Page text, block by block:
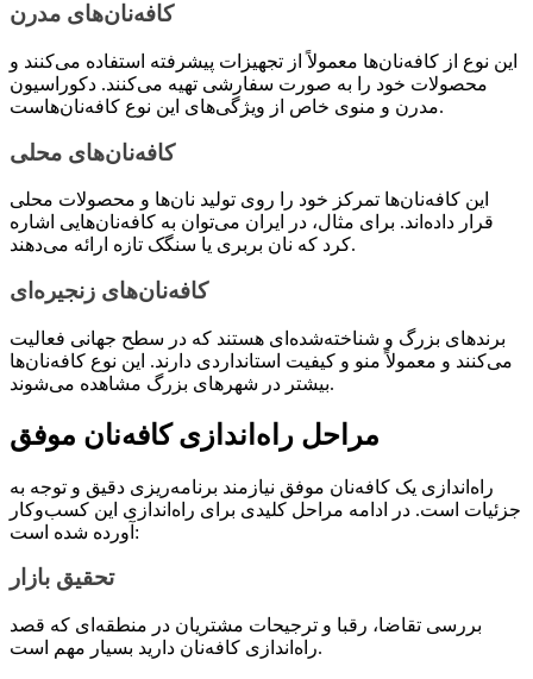
کافه‌نان‌های مدرن
این نوع از کافه‌نان‌ها معمولاً از تجهیزات پیشرفته استفاده می‌کنند و
محصولات خود را به صورت سفارشی تهیه می‌کنند. دکوراسیون
مدرن و منوی خاص از ویژگی‌های این نوع کافه‌نان‌هاست.
کافه‌نان‌های محلی
این کافه‌نان‌ها تمرکز خود را روی تولید نان‌ها و محصولات محلی
قرار داده‌اند. برای مثال، در ایران می‌توان به کافه‌نان‌هایی اشاره
کرد که نان بربری یا سنگک تازه ارائه می‌دهند.
کافه‌نان‌های زنجیره‌ای
برندهای بزرگ و شناخته‌شده‌ای هستند که در سطح جهانی فعالیت
می‌کنند و معمولاً منو و کیفیت استانداردی دارند. این نوع کافه‌نان‌ها
بیشتر در شهرهای بزرگ مشاهده می‌شوند.
مراحل راه‌اندازی کافه‌نان موفق
راه‌اندازی یک کافه‌نان موفق نیازمند برنامه‌ریزی دقیق و توجه به
جزئیات است. در ادامه مراحل کلیدی برای راه‌اندازی این کسب‌وکار
آورده شده است:
تحقیق بازار
بررسی تقاضا، رقبا و ترجیحات مشتریان در منطقه‌ای که قصد
راه‌اندازی کافه‌نان دارید بسیار مهم است.